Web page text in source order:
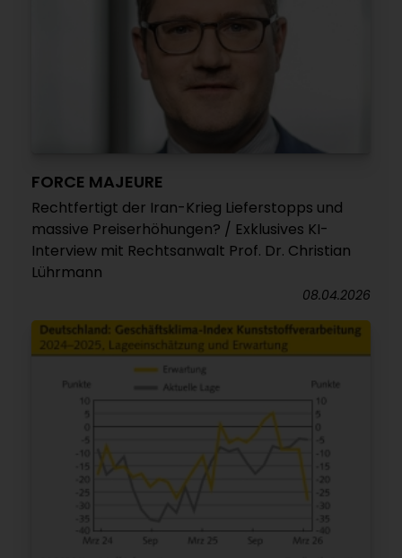
FORCE MAJEURE
Rechtfertigt der Iran-Krieg Lieferstopps und
massive Preiserhöhungen? / Exklusives KI-
Interview mit Rechtsanwalt Prof. Dr. Christian
Lührmann
08.04.2026